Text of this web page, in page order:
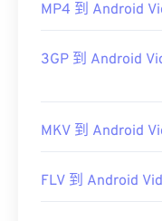
開啟。
有時，開啟 MPEG
MP4 到 Android
3GP 到 Android
MKV 到 Android
FLV 到 Android